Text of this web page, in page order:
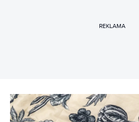
REKLAMA